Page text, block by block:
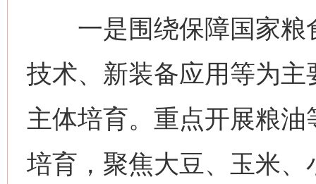
一是围绕保障国家粮
技术、新装备应用等为
主体培育。重点开展粮
培育，聚焦大豆、玉米